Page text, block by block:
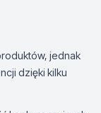
jednak
dzięki kilku